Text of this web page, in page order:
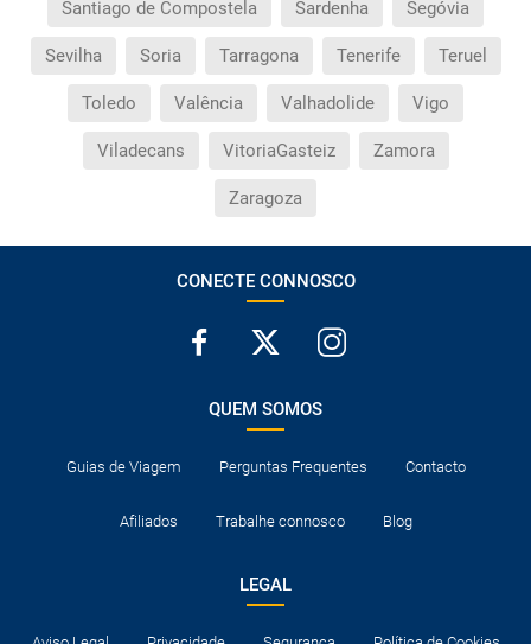
Santiago de Compostela Sardenha Segóvia
Sevilha Soria Tarragona Tenerife Teruel
Toledo Valência Valhadolide Vigo
Viladecans VitoriaGasteiz Zamora
Zaragoza
CONECTE CONNOSCO
QUEM SOMOS
Guias de Viagem Perguntas Frequentes Contacto
Afiliados Trabalhe connosco Blog
LEGAL